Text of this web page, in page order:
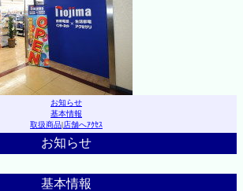
お知らせ
基本情報
取扱商品|店舗へｱｸｾｽ
お知らせ
基本情報